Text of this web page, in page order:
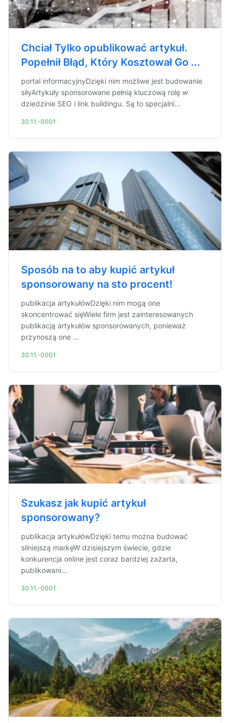
Chciał Tylko opublikować artykuł.
Popełnił Błąd, Który Kosztował Go ...
portal informacyjnyDzięki nim możliwe jest budowanie
siłyArtykuły sponsorowane pełnią kluczową rolę w
dziedzinie SEO i link buildingu. Są to specjalni...
30.11.-0001
Sposób na to aby kupić artykuł
sponsorowany na sto procent!
publikacja artykułówDzięki nim mogą one
skoncentrować sięWiele firm jest zainteresowanych
publikacją artykułów sponsorowanych, ponieważ
przynoszą one ...
30.11.-0001
Szukasz jak kupić artykuł
sponsorowany?
publikacja artykułówDzięki temu można budować
silniejszą markęW dzisiejszym świecie, gdzie
konkurencja online jest coraz bardziej zażarta,
publikowani...
30.11.-0001